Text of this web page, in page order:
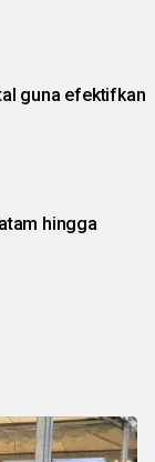
guna efektifkan
hingga